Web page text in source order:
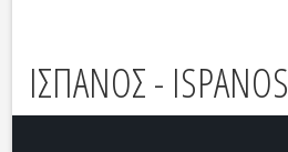
ΙΣΠΑΝΟΣ - ISPANOS